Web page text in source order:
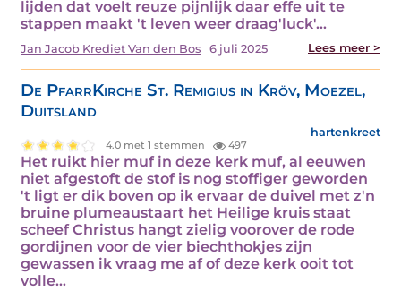
lijden dat voelt reuze pijnlijk daar effe uit te
stappen maakt 't leven weer draag'luck'…
Jan Jacob Krediet Van den Bos 6 juli 2025 Lees meer >
De PfarrKirche St. Remigius in Kröv, Moezel,
Duitsland
hartenkreet
4.0 met 1 stemmen 497
Het ruikt hier muf in deze kerk muf, al eeuwen
niet afgestoft de stof is nog stoffiger geworden
't ligt er dik boven op ik ervaar de duivel met z'n
bruine plumeaustaart het Heilige kruis staat
scheef Christus hangt zielig voorover de rode
gordijnen voor de vier biechthokjes zijn
gewassen ik vraag me af of deze kerk ooit tot
volle…